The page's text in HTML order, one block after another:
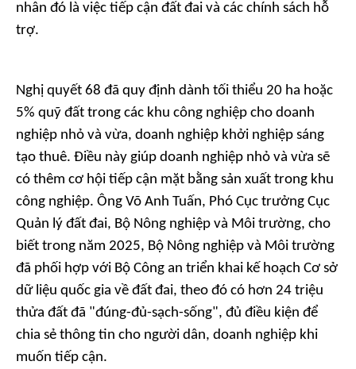
nhân đó là việc tiếp cận đất đai và các chính sách hỗ
trợ.
Nghị quyết 68 đã quy định dành tối thiểu 20 ha hoặc
5% quỹ đất trong các khu công nghiệp cho doanh
nghiệp nhỏ và vừa, doanh nghiệp khởi nghiệp sáng
tạo thuê. Điều này giúp doanh nghiệp nhỏ và vừa sẽ
có thêm cơ hội tiếp cận mặt bằng sản xuất trong khu
công nghiệp. Ông Võ Anh Tuấn, Phó Cục trưởng Cục
Quản lý đất đai, Bộ Nông nghiệp và Môi trường, cho
biết trong năm 2025, Bộ Nông nghiệp và Môi trường
đã phối hợp với Bộ Công an triển khai kế hoạch Cơ sở
dữ liệu quốc gia về đất đai, theo đó có hơn 24 triệu
thửa đất đã "đúng-đủ-sạch-sống", đủ điều kiện để
chia sẻ thông tin cho người dân, doanh nghiệp khi
muốn tiếp cận.